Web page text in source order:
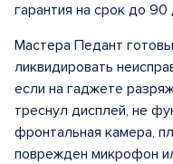
гарантия на срок до 90
Мастера Педант
ликвидировать
если на гаджете
треснул дисплей, не
фронтальная камера,
поврежден микрофон